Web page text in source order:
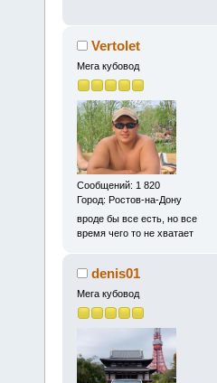
Vertolet
Мега кубовод
Сообщений: 1 820
Город: Ростов-на-Дону
вроде бы все есть, но все
время чего то не хватает
denis01
Мега кубовод